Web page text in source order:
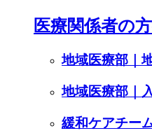
医療関係者の
地域医療部｜
地域医療部｜
緩和ケアチー